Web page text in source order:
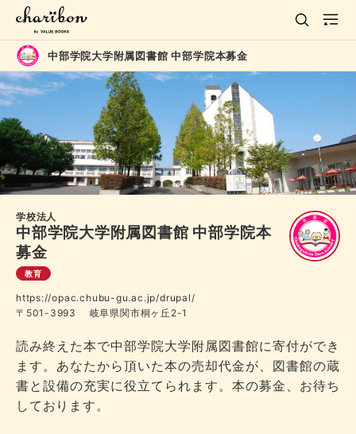
中部学院大学附属図書館 中部学院本募金
学校法人
中部学院大学附属図書館 中部学院本
募金
教育
https://opac.chubu-gu.ac.jp/drupal/
〒501-3993 岐阜県関市桐ヶ丘2-1
読み終えた本で中部学院大学附属図書館に寄付ができ
ます。あなたから頂いた本の売却代金が、図書館の蔵
書と設備の充実に役立てられます。本の募金、お待ち
しております。